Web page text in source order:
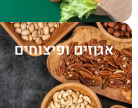
אגוזים ופיצוחים